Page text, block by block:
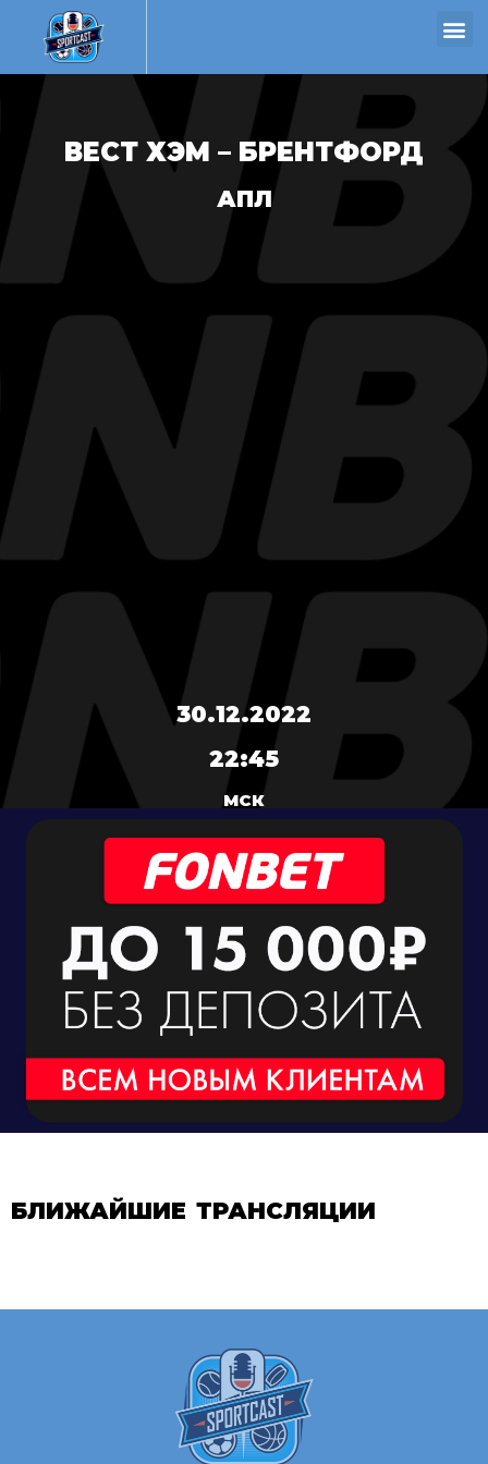
ВЕСТ ХЭМ – БРЕНТФОРД
АПЛ
30.12.2022
22:45
МСК
БЛИЖАЙШИЕ ТРАНСЛЯЦИИ